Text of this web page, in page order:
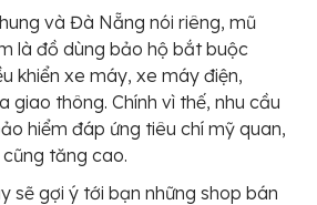
và Đà Nẵng nói riêng, mũ
là đồ dùng bảo hộ bắt buộc
khiển xe máy, xe máy điện,
giao thông. Chính vì thế, nhu cầu
hiểm đáp ứng tiêu chí mỹ quan,
tăng cao.
sẽ gợi ý tới bạn những shop bán